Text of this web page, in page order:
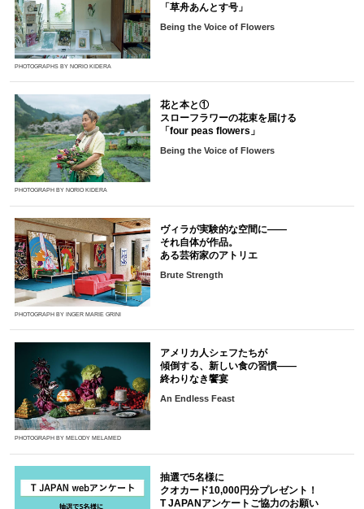
PHOTOGRAPHS BY NORIO KIDERA
「草舟あんとす号」
Being the Voice of Flowers
PHOTOGRAPH BY NORIO KIDERA
花と本と①
スローフラワーの花束を届ける
「four peas flowers」
Being the Voice of Flowers
PHOTOGRAPH BY INGER MARIE GRINI
ヴィラが実験的な空間に――
それ自体が作品。
ある芸術家のアトリエ
Brute Strength
PHOTOGRAPH BY MELODY MELAMED
アメリカ人シェフたちが
傾倒する、新しい食の習慣――
終わりなき饗宴
An Endless Feast
抽選で5名様に
クオカード10,000円分プレゼント！
T JAPANアンケートご協力のお願い